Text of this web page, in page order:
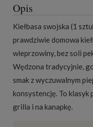
Opis
Kiełbasa swojska (1
prawdziwie domowa
wieprzowiny, bez soli
Wędzona tradycyjnie,
smak z wyczuwalnym
konsystencję. To klasyk
grilla i na kanapkę.